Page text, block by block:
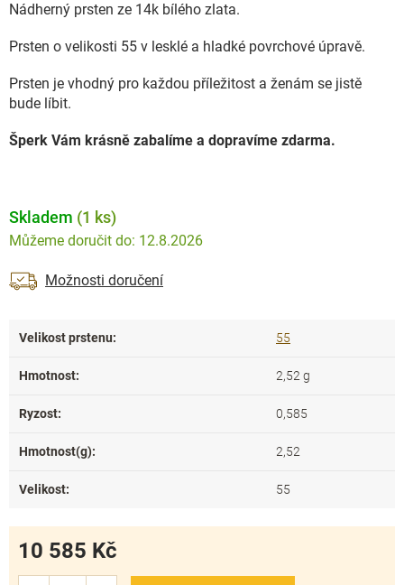
Nádherný prsten ze 14k bílého zlata.
Prsten o velikosti 55 v lesklé a hladké povrchové úpravě.
Prsten je vhodný pro každou příležitost a ženám se jistě
bude líbit.
Šperk Vám krásně zabalíme a dopravíme zdarma.
Skladem (1 ks)
12.8.2026
Možnosti doručení
10 585 Kč
Velikost prstenu: 55
Hmotnost: 2,52 g
Ryzost: 0,585
Hmotnost(g): 2,52
Velikost: 55